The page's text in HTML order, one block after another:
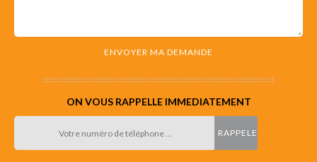
ON VOUS RAPPELLE IMMEDIATEMENT